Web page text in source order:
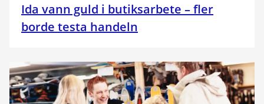
Ida vann guld i butiksarbete – fler
borde testa handeln